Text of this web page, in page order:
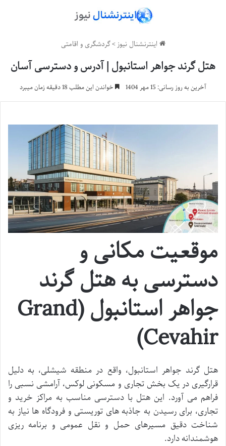
اینترنشنال نیوز>گردشگری و اقامتی
هتل گرند جواهر استانبول | آدرس و دسترسی آسان
آخرین به روز رسانی: 15 مهر 1404 خواندن این مطلب 18 دقیقه زمان میبرد
موقعیت مکانی و
دسترسی به هتل گرند
جواهر استانبول (Grand
Cevahir)
هتل گرند جواهر استانبول، واقع در منطقه شیشلی، به دلیل
قرارگیری در یک بخش تجاری و مسکونی لوکس، آرامشی نسبی را
فراهم می آورد. این هتل با دسترسی مناسب به مراکز خرید و
تجاری، برای رسیدن به جاذبه های توریستی و فرودگاه ها نیاز به
شناخت دقیق مسیرهای حمل و نقل عمومی و برنامه ریزی
هوشمندانه دارد.